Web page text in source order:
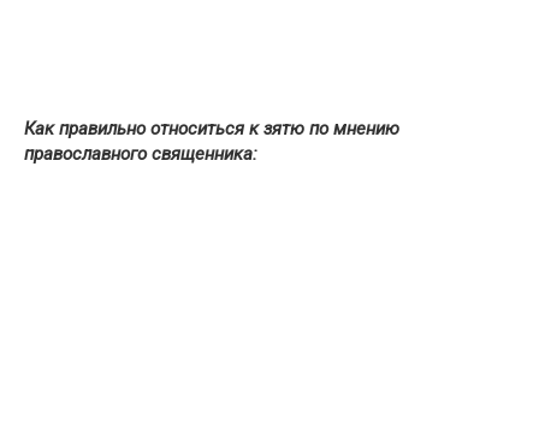
Как правильно относиться к зятю по мнению
православного священника: